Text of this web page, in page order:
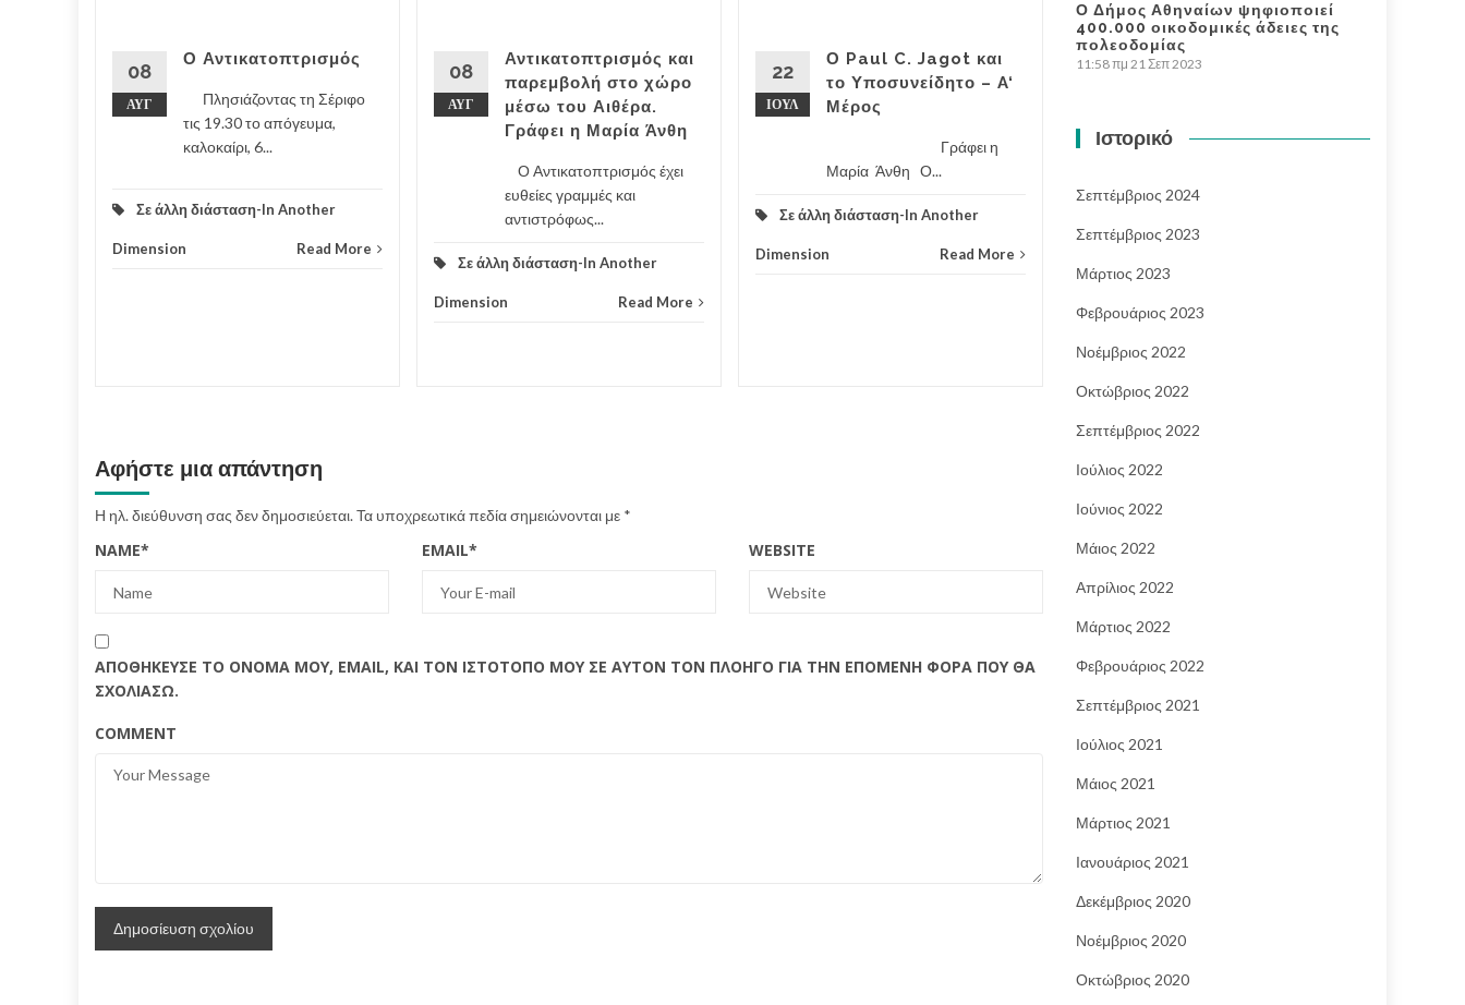
08
ΑΥΓ
Ο Αντικατοπτρισμός
Πλησιάζοντας τη Σέριφο
τις 19.30 το απόγευμα,
καλοκαίρι, 6...
Σε άλλη διάσταση-In Another
Dimension Read More
08
ΑΥΓ
Αντικατοπτρισμός και
παρεμβολή στο χώρο
μέσω του Αιθέρα.
Γράφει η Μαρία Άνθη
Ο Αντικατοπτρισμός έχει
ευθείες γραμμές και
αντιστρόφως...
Σε άλλη διάσταση-In Another
Dimension Read More
22
ΙΟΎΛ
Ο Paul C. Jagot και
το Υποσυνείδητο – A‘
Μέρος
Γράφει η
Μαρία Άνθη Ο...
Σε άλλη διάσταση-In Another
Dimension Read More
22
Ερμηνεύοντας τον
Αλεξάντερ Κάννον –
Μαρία Άνθη
γνώσεων καλείται ο κάθε
ερευνητής να...
Σε άλλη διάσταση-In Another
Dimension
Αφήστε μια απάντηση
Η ηλ. διεύθυνση σας δεν δημοσιεύεται.Τα υποχρεωτικά πεδία σημειώνονται με *
NAME* EMAIL* WEBSITE
ΑΠΟΘΉΚΕΥΣΕ ΤΟ ΌΝΟΜΆ ΜΟΥ, EMAIL, ΚΑΙ ΤΟΝ ΙΣΤΌΤΟΠΟ ΜΟΥ ΣΕ ΑΥΤΌΝ ΤΟΝ ΠΛΟΗΓΌ ΓΙΑ ΤΗΝ ΕΠΌΜΕΝΗ ΦΟΡΆ ΠΟΥ ΘΑ
ΣΧΟΛΙΆΣΩ.
COMMENT
Ο Δήμος Αθηναίων ψηφιοποιεί
400.000 οικοδομικές άδειες της
πολεοδομίας
11:58 πμ 21 Σεπ 2023
Ιστορικό
Σεπτέμβριος 2024
Σεπτέμβριος 2023
Μάρτιος 2023
Φεβρουάριος 2023
Νοέμβριος 2022
Οκτώβριος 2022
Σεπτέμβριος 2022
Ιούλιος 2022
Ιούνιος 2022
Μάιος 2022
Απρίλιος 2022
Μάρτιος 2022
Φεβρουάριος 2022
Σεπτέμβριος 2021
Ιούλιος 2021
Μάιος 2021
Μάρτιος 2021
Ιανουάριος 2021
Δεκέμβριος 2020
Νοέμβριος 2020
Οκτώβριος 2020